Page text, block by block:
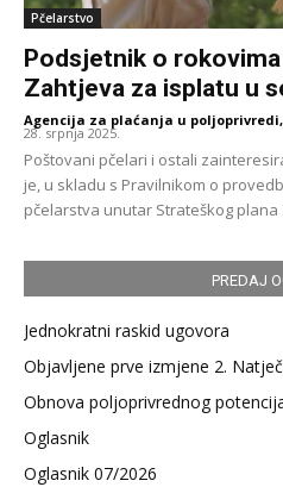
Pčelarstvo
Podsjetnik o
Zahtjeva za isplatu u
Agencija za plaćanja u
28. srpnja 2025.
Poštovani pčelari i ostali
je, u skladu s Pravilnikom o
pčelarstva unutar Strateškog
PREDAJ
Jednokratni raskid ugovora
Objavljene prve izmjene 2.
Obnova poljoprivrednog
Oglasnik
Oglasnik 07/2026